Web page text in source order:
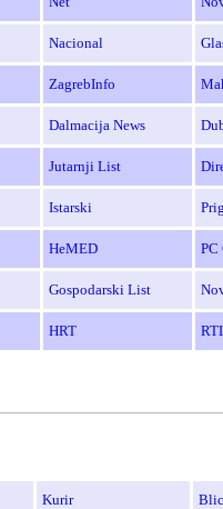
Nacional
ZagrebInfo
Dalmacija News
Jutarnji List
Istarski
HeMED PC
Gospodarski List
HRT
Kurir Blic